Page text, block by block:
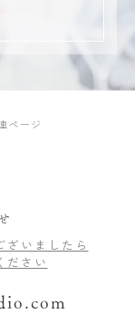
ページ
ざいましたら
ださい